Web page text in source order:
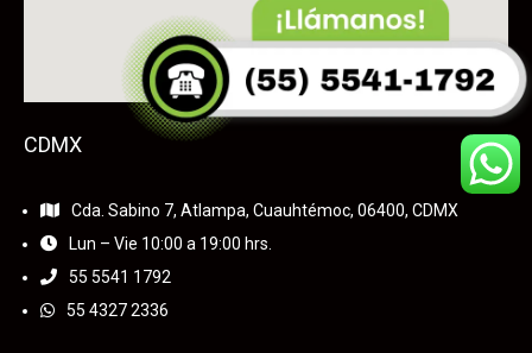
CDMX
Cda. Sabino 7, Atlampa, Cuauhtémoc, 06400, CDMX
Lun – Vie 10:00 a 19:00 hrs.
55 5541 1792
55 4327 2336